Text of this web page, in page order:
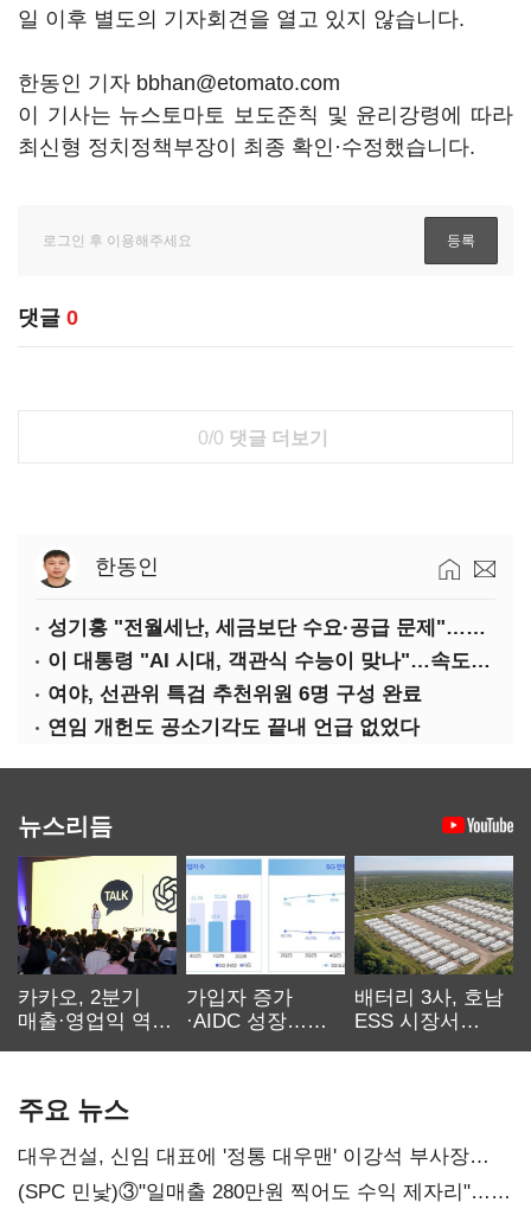
일 이후 별도의 기자회견을 열고 있지 않습니다.
한동인 기자 bbhan@etomato.com
이 기사는 뉴스토마토 보도준칙 및 윤리강령에 따라
최신형 정치정책부장이 최종 확인·수정했습니다.
댓글 0
0/0 댓글 더보기
한동인
성기홍 "전월세난, 세금보단 수요·공급 문제"…닥공 시사
이 대통령 "AI 시대, 객관식 수능이 맞나"…속도전 '경계'
여야, 선관위 특검 추천위원 6명 구성 완료
연임 개헌도 공소기각도 끝내 언급 없었다
뉴스리듬
카카오, 2분기
매출·영업익 역대
가입자 증가
·AIDC 성장…
배터리 3사, 호남
ESS 시장서
주요 뉴스
대우건설, 신임 대표에 '정통 대우맨' 이강석 부사장
내정
(SPC 민낯)③"일매출 280만원 찍어도 수익 제자리"…